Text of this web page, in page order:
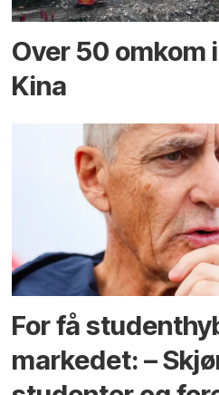
Over 50 omkom
Kina
For få
markedet: –